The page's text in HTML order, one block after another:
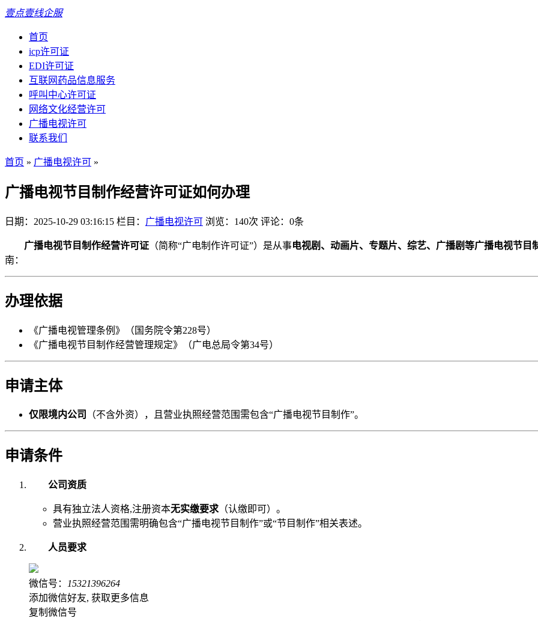
壹点壹线企服
首页
icp许可证
EDI许可证
互联网药品信息服务
呼叫中心许可证
网络文化经营许可
广播电视许可
联系我们
首页 » 广播电视许可 »
广播电视节目制作经营许可证如何办理
日期：2025-10-29 03:16:15 栏目： 广播电视许可 浏览：140次 评论：0条
广播电视节目制作经营许可证 （简称“广电制作许可证”）是从事电视剧、动画片、专题片、综艺、广播剧等广播电视节目
南：
办理依据
《广播电视管理条例》（国务院令第228号）
《广播电视节目制作经营管理规定》（广电总局令第34号）
申请主体
仅限境内公司 （不含外资），且营业执照经营范围需包含“广播电视节目制作”。
申请条件
公司资质
具有独立法人资格,注册资本无实缴要求 （认缴即可）。
营业执照经营范围需明确包含“广播电视节目制作”或“节目制作”相关表述。
人员要求
微信号：
15321396264
添加微信好友, 获取更多信息
复制微信号